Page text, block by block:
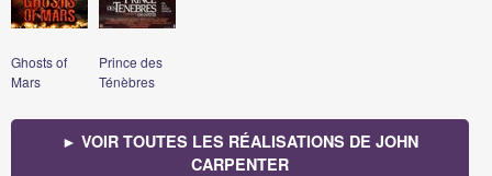
Ghosts of
Mars
Prince des
Ténèbres
► VOIR TOUTES LES RÉALISATIONS DE JOHN
CARPENTER